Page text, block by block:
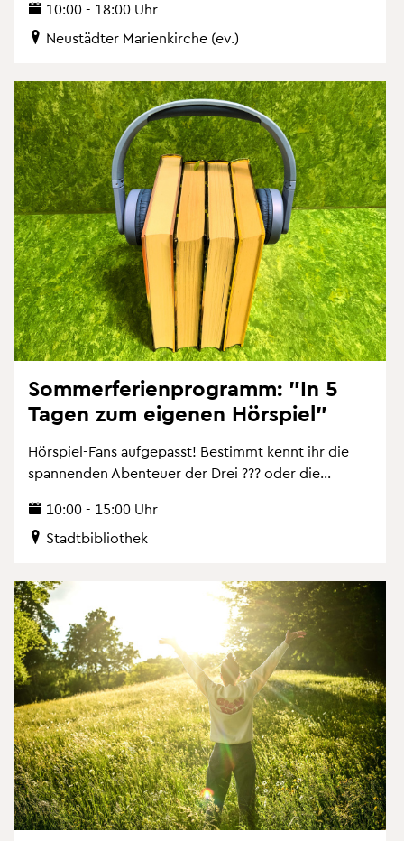
10:00 - 18:00 Uhr
Neu­städ­ter Ma­ri­en­kir­che (ev.)
Som­mer­fe­ri­en­pro­gramm: "In 5
Tagen zum ei­ge­nen Hör­spiel"
Hör­spiel-Fans auf­ge­passt! Be­stimmt kennt ihr die
span­nen­den Aben­teu­er der Drei ??? oder die...
10:00 - 15:00 Uhr
Stadt­bi­blio­thek